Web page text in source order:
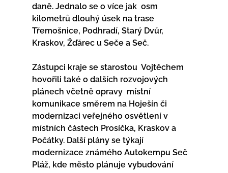
daně. Jednalo se o více jak  osm
kilometrů dlouhý úsek na trase
Třemošnice, Podhradí, Starý Dvůr,
Kraskov, Žďárec u Seče a Seč.
Zástupci kraje se starostou  Vojtěchem
hovořili také o dalších rozvojových
plánech včetně opravy  místní
komunikace směrem na Hoješín či
modernizaci veřejného osvětlení v
místních částech Prosíčka, Kraskov a
Počátky. Další plány se týkají
modernizace známého Autokempu Seč
Pláž, kde město plánuje vybudování